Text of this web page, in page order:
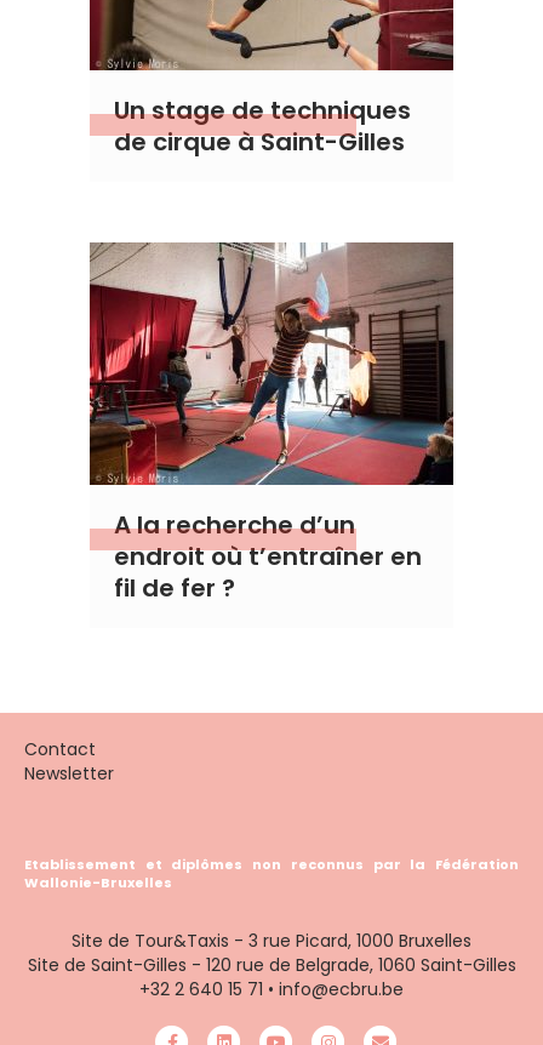
Un stage de techniques
de cirque à Saint-Gilles
A la recherche d’un
endroit où t’entraîner en
fil de fer ?
Contact
Newsletter
Etablissement et diplômes non reconnus par la Fédération
Wallonie-Bruxelles
Site de Tour&Taxis - 3 rue Picard, 1000 Bruxelles
Site de Saint-Gilles - 120 rue de Belgrade, 1060 Saint-Gilles
+32 2 640 15 71 • info@ecbru.be